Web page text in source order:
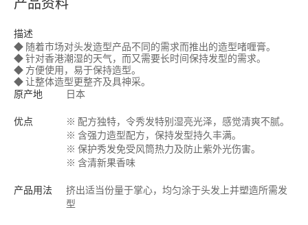
产品资料
描述
◆ 随着市场对头发造型产品不同的需求而推出的造型啫喱膏。
◆ 针对香港潮湿的天气，而又需要长时间保持发型的需求。
◆ 方便使用，易于保持造型。
◆ 让整体造型更整齐及具神采。
原产地
日本
优点
※ 配方独特，令秀发特别湿亮光泽，感觉清爽不腻。
※ 含强力造型配方，保持发型持久丰满。
※ 保护秀发免受风筒热力及防止紫外光伤害。
※ 含清新果香味
产品用法
挤出适当份量于掌心，均匀涂于头发上并塑造所需发
型